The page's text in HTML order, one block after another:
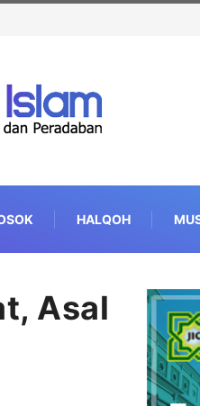
HALQOH
Asal